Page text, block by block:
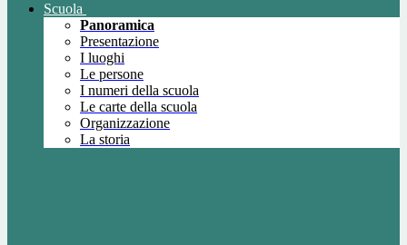
Scuola
Panoramica
Presentazione
I luoghi
Le persone
I numeri della scuola
Le carte della scuola
Organizzazione
La storia